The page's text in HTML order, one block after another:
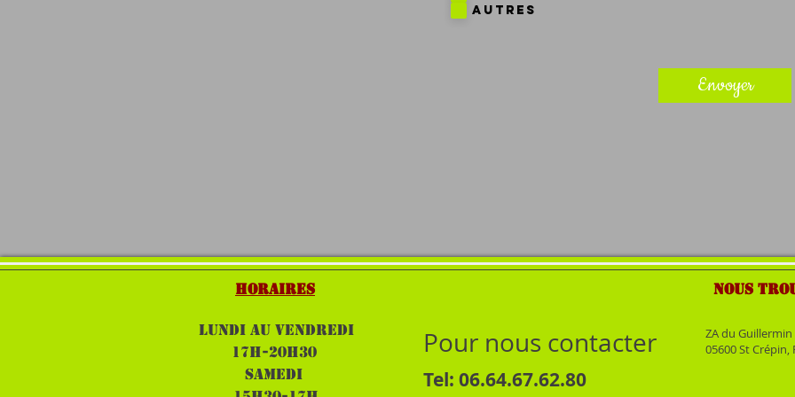
AUTRES
Envoyer
HORAIRES
LUNDI au VENDREDI
17H-20h30
SAMEDI
NOUS
Pour nous contacter
Tel: 06.64.67.62.80
ZA du Guillermin
05600 St Crépin,